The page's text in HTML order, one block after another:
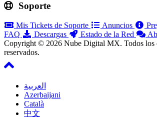
Soporte
Mis Tickets de Soporte Anuncios
FAQ
Descargas Estado de la Red
Copyright © 2026 Nube Digital MX. Todos los
reservados.
العربية
Azerbaijani
Català
中文